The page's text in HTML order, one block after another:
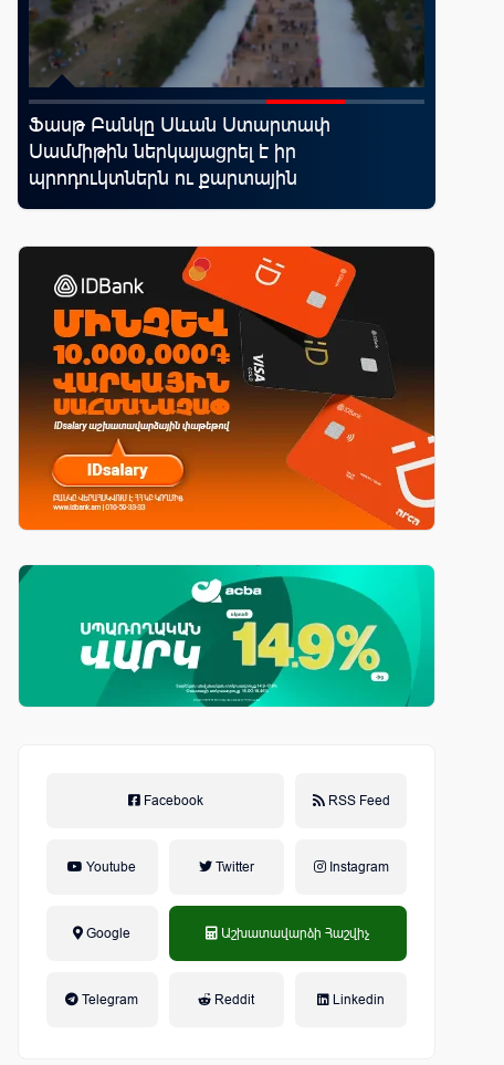
Ֆասթ Բանկը Սևան Ստարտափ
Սամմիթին ներկայացրել է իր
պրոդուկտներն ու քարտային
առաջարկները
Facebook RSS Feed
Youtube Twitter Instagram
Google Աշխատավարձի Հաշվիչ
Telegram Reddit Linkedin